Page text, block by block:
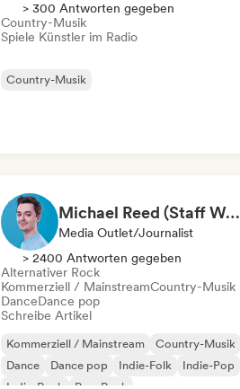
> 300 Antworten gegeben
Country-Musik
Spiele Künstler im Radio
Country-Musik
Michael Reed (Staff Writer at Indie Boulevard / Curator)
Media Outlet/Journalist
> 2400 Antworten gegeben
Alternativer Rock
Kommerziell / MainstreamCountry-Musik
DanceDance pop
Schreibe Artikel
Kommerziell / Mainstream
Country-Musik
Dance
Dance pop Indie-Folk
Indie-Pop